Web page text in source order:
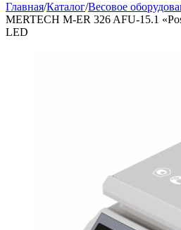
Главная/Каталог/Весовое
MERTECH M-ER 326 AFU-15.1
LED